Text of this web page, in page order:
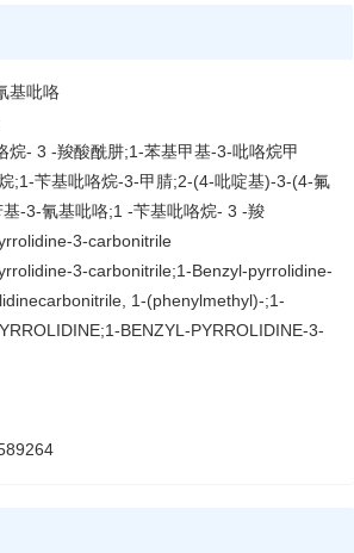
基吡咯
烷- 3 -羧酸酰肼;1-苯基甲基-3-吡咯烷甲
;1-苄基吡咯烷-3-甲腈;2-(4-吡啶基)-3-(4-氟
-3-氰基吡咯;1 -苄基吡咯烷- 3 -羧
3-carbonitrile
3-carbonitrile;1-Benzyl-pyrrolidine-
1-(phenylmethyl)-;1-
BENZYL-PYRROLIDINE-3-